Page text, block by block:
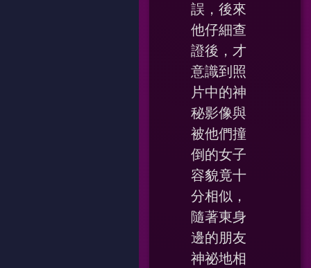
誤，後來
他仔細查
證後，才
意識到照
片中的神
秘影像與
被他們撞
倒的女子
容貌竟十
分相似，
隨著東身
邊的朋友
神祕地相